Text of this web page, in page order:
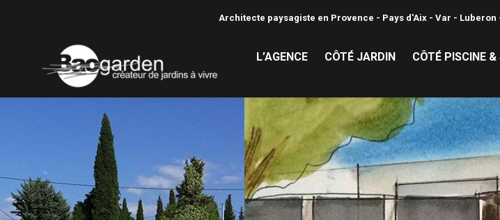
Architecte paysagiste en Provence - Pays d'Aix - Var -
L’AGENCE CÔTÉ JARDIN CÔTÉ PISCINE &